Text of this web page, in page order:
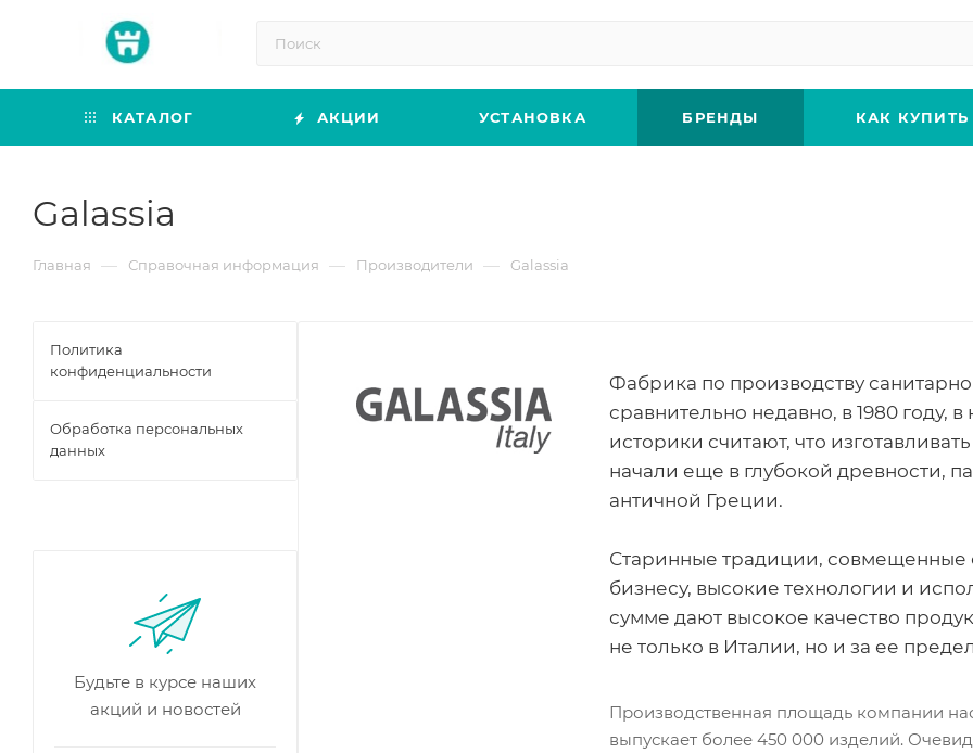
КАТАЛОГ АКЦИИ УСТАНОВКА БРЕНДЫ КАК КУПИТЬ
Galassia
Главная — Справочная информация — Производители — Galassia
Фабрика по производству
сравнительно недавно, в 1980 году,
историки считают, что
начали еще в глубокой древности,
античной Греции.
Старинные традиции, совмещенные
бизнесу, высокие технологии и
сумме дают высокое качество
не только в Италии, но и за ее
Производственная площадь компании
выпускает более 450 000 изделий.
Политика
конфиденциальности
Обработка персональных
данных
Будьте в курсе наших
акций и новостей